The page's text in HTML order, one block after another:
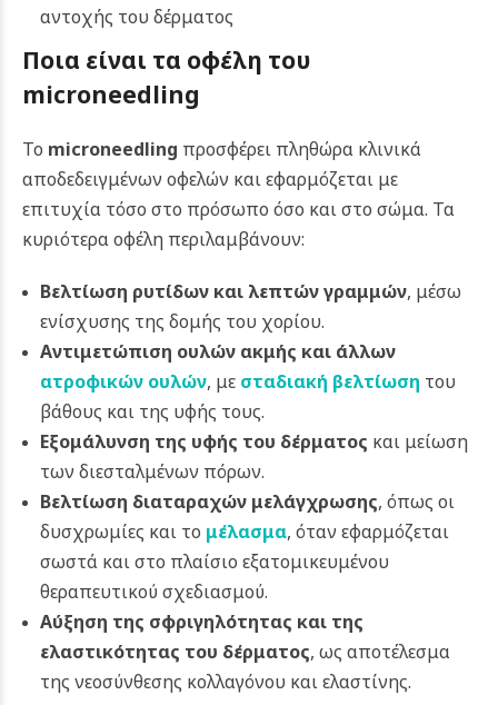
αντοχής του δέρματος
Ποια είναι τα οφέλη του
microneedling
Το microneedling προσφέρει πληθώρα κλινικά
αποδεδειγμένων οφελών και εφαρμόζεται με
επιτυχία τόσο στο πρόσωπο όσο και στο σώμα. Τα
κυριότερα οφέλη περιλαμβάνουν:
Βελτίωση ρυτίδων και λεπτών γραμμών, μέσω
ενίσχυσης της δομής του χορίου.
Αντιμετώπιση ουλών ακμής και άλλων
ατροφικών ουλών, με σταδιακή βελτίωση του
βάθους και της υφής τους.
Εξομάλυνση της υφής του δέρματος και μείωση
των διεσταλμένων πόρων.
Βελτίωση διαταραχών μελάγχρωσης, όπως οι
δυσχρωμίες και το μέλασμα, όταν εφαρμόζεται
σωστά και στο πλαίσιο εξατομικευμένου
θεραπευτικού σχεδιασμού.
Αύξηση της σφριγηλότητας και της
ελαστικότητας του δέρματος, ως αποτέλεσμα
της νεοσύνθεσης κολλαγόνου και ελαστίνης.